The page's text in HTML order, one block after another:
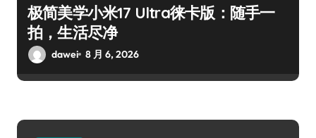
极简美学小米17 Ultra徕卡版：随手一
拍，生活尽净
dawei 8 月 6, 2026